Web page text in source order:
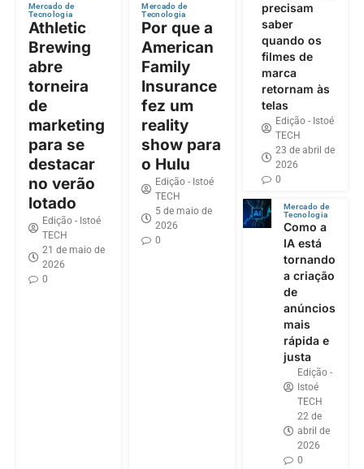
Mercado de
Tecnologia
Athletic
Brewing
abre
torneira
de
marketing
para se
destacar
no verão
lotado
Edição - Istoé
TECH
21 de maio de
2026
0
Mercado de
Tecnologia
Por que a
American
Family
Insurance
fez um
reality
show para
o Hulu
Edição - Istoé
TECH
5 de maio de
2026
0
precisam
saber
quando os
filmes de
marca
retornam às
telas
Edição - Istoé
TECH
23 de abril de
2026
0
Mercado de
Tecnologia
Como a
IA está
tornando
a criação
de
anúncios
mais
rápida e
justa
Edição -
Istoé
TECH
22 de
abril de
2026
0